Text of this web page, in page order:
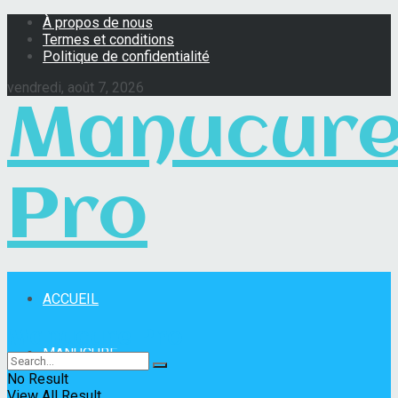
À propos de nous
Termes et conditions
Politique de confidentialité
vendredi, août 7, 2026
Pro
ACCUEIL
MANUCURE
No Result